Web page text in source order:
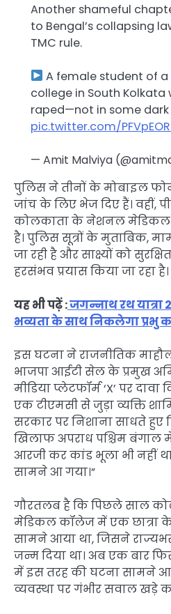
Another shameful
to Bengal’s collapsing
TMC rule.
A female student of
college in South
raped—not in some
pic.twitter.com/
— Amit Malviya
पुलिस ने तीनों के मोबाइल
जांच के लिए भेज दिए हैं। वहीं,
कोलकाता के नेशनल मेडिकल
है। पुलिस सूत्रों के मुताबिक,
जा रही है और साक्ष्यों को
हरसंभव प्रयास किया जा रहा है।
यह भी पढ़ें :जगन्नाथ रथ यात्रा
भव्यता के साथ निकलेगा प्रभु
इस घटना ने राजनीतिक
भाजपा आईटी सेल के प्रमुख
मीडिया प्लेटफॉर्म ‘X’ पर
एक टीएमसी से जुड़ा व्यक्ति
सरकार पर निशाना साधते हुए
खिलाफ अपराध पश्चिम बंगाल
आरजी कर कांड भूला भी नहीं
सामने आ गया।”
गौरतलब है कि पिछले साल
मेडिकल कॉलेज में एक छात्रा
सामने आया था, जिसने राज्यभर
जन्म दिया था। अब एक बार
में इस तरह की घटना सामने
व्यवस्था पर गंभीर सवाल खड़े